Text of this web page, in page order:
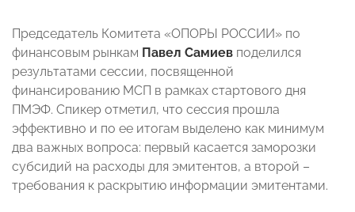
Председатель Комитета «ОПОРЫ РОССИИ» по
финансовым рынкам Павел Самиев поделился
результатами сессии, посвященной
финансированию МСП в рамках стартового дня
ПМЭФ. Спикер отметил, что сессия прошла
эффективно и по ее итогам выделено как минимум
два важных вопроса: первый касается заморозки
субсидий на расходы для эмитентов, а второй –
требования к раскрытию информации эмитентами.